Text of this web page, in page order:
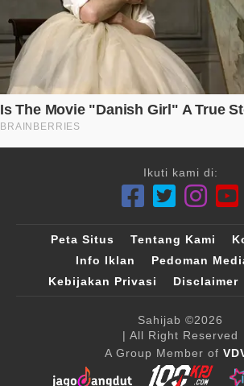
Ikuti kami di:
Peta Situs Tentang Kami
Info Iklan
Pedoman
Kebijakan Privasi
Disclaimer
Sahijab ©2026
| All Right Reserved
A Group Member of